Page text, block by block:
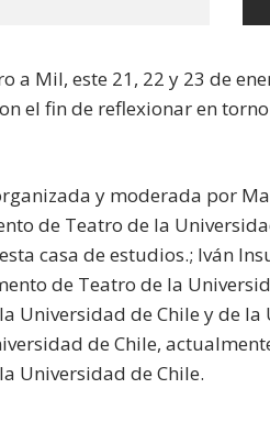
a Mil, este 21, 22 y 23 de
el fin de reflexionar en
y moderada por
de Teatro de la
casa de estudios.; Iván
de Teatro de la
Universidad de Chile y de la
de Chile,
Universidad de Chile.